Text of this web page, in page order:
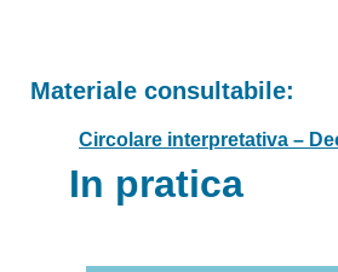
Materiale consultabile:
Circolare interpretativa –
In pratica